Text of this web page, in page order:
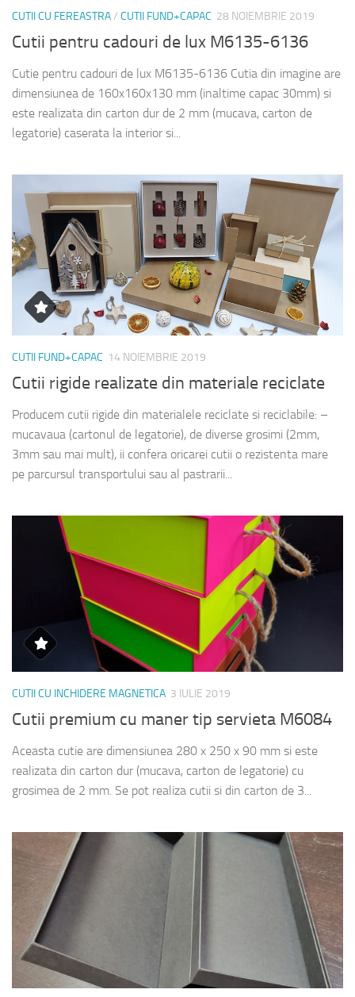
CUTII CU FEREASTRA/ CUTII FUND+CAPAC 28 NOIEMBRIE 2019
Cutii pentru cadouri de lux M6135-6136
Cutie pentru cadouri de lux M6135-6136 Cutia din imagine are
dimensiunea de 160x160x130 mm (inaltime capac 30mm) si
este realizata din carton dur de 2 mm (mucava, carton de
legatorie) caserata la interior si...
CUTII FUND+CAPAC 14 NOIEMBRIE 2019
Cutii rigide realizate din materiale reciclate
Producem cutii rigide din materialele reciclate si reciclabile: –
mucavaua (cartonul de legatorie), de diverse grosimi (2mm,
3mm sau mai mult), ii confera oricarei cutii o rezistenta mare
pe parcursul transportului sau al pastrarii...
CUTII CU INCHIDERE MAGNETICA 3 IULIE 2019
Cutii premium cu maner tip servieta M6084
Aceasta cutie are dimensiunea 280 x 250 x 90 mm si este
realizata din carton dur (mucava, carton de legatorie) cu
grosimea de 2 mm. Se pot realiza cutii si din carton de 3...